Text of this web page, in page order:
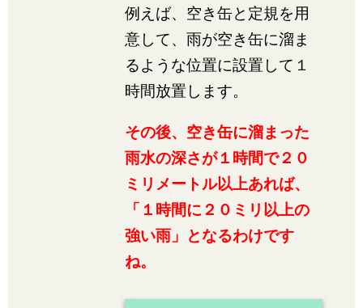
例えば、空き缶と定規を用
意して、雨が空き缶に溜ま
るような位置に設置して１
時間放置します。
その後、空き缶に溜まった
雨水の深さが１時間で２０
ミリメートル以上あれば、
「１時間に２０ミリ以上の
強い雨」となるわけです
ね。